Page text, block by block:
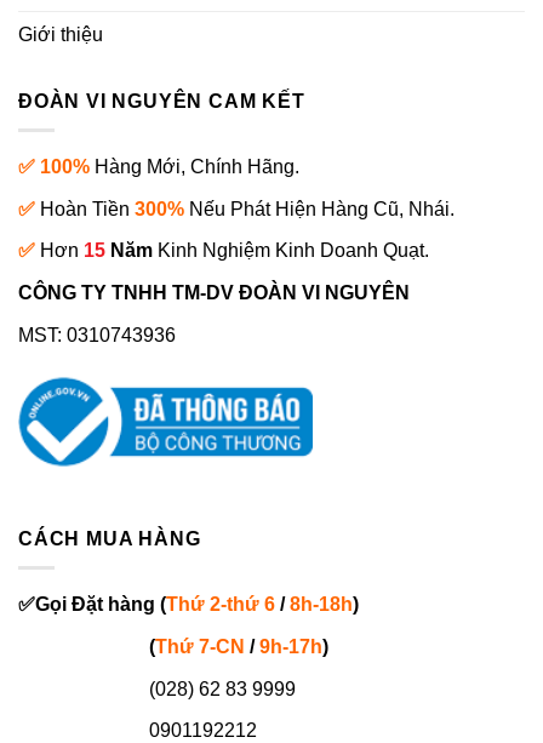
Giới thiệu
ĐOÀN VI NGUYÊN CAM KẾT
✅ 100% Hàng Mới, Chính Hãng.
✅ Hoàn Tiền 300% Nếu Phát Hiện Hàng Cũ, Nhái.
✅ Hơn 15 Năm Kinh Nghiệm Kinh Doanh Quạt.
CÔNG TY TNHH TM-DV ĐOÀN VI NGUYÊN
MST: 0310743936
CÁCH MUA HÀNG
✅Gọi Đặt hàng (Thứ 2-thứ 6 / 8h-18h)
(Thứ 7-CN /9h-17h)
(028) 62 83 9999
0901192212